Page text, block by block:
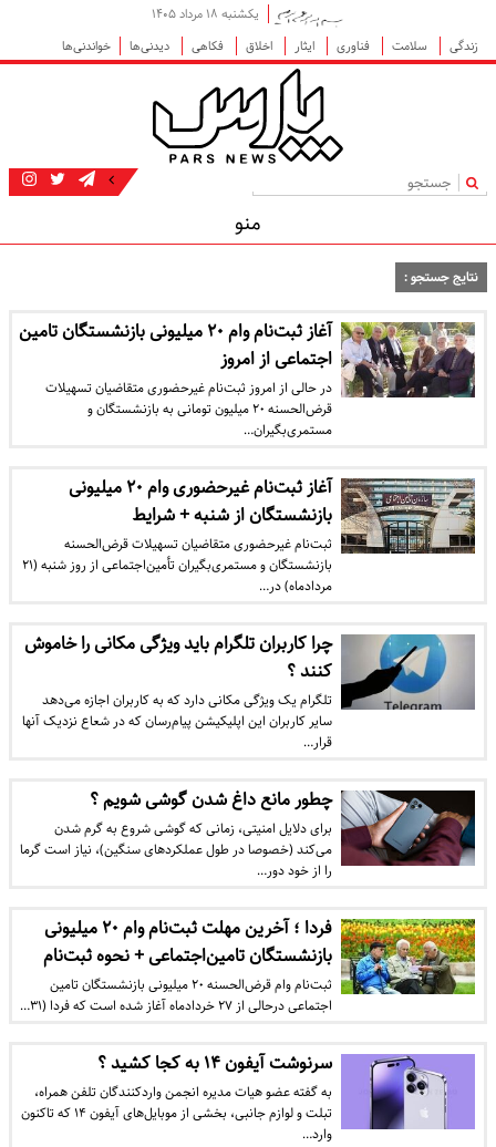
یکشنبه ۱۸ مرداد ۱۴۰۵
زندگی
سلامت فناوری ایثار اخلاق فکاهی دیدنی‌ها خواندنی‌ها
|
منو
نتایج جستجو :
آغاز ثبت‌نام وام ۲۰ میلیونی بازنشستگان تامین
اجتماعی از امروز
در حالی از امروز ثبت‌نام غیرحضوری متقاضیان تسهیلات
قرض‌الحسنه ۲۰ میلیون تومانی به بازنشستگان و
مستمری‌بگیران…
آغاز ثبت‌نام غیرحضوری وام ۲۰ میلیونی
بازنشستگان از شنبه + شرایط
ثبت‌نام غیرحضوری متقاضیان تسهیلات قرض‌الحسنه
بازنشستگان و مستمری‌بگیران تأمین‌اجتماعی از روز شنبه (۲۱
مردادماه) در…
چرا کاربران تلگرام باید ویژگی مکانی را خاموش
کنند ؟
تلگرام یک ویژگی مکانی دارد که به کاربران اجازه می‌دهد
سایر کاربران این اپلیکیشن پیام‌رسان که در شعاع نزدیک آنها
قرار…
چطور مانع داغ شدن گوشی شویم ؟
برای دلایل امنیتی، زمانی که گوشی شروع به گرم شدن
می‌کند (خصوصا در طول عملکرد‌های سنگین)، نیاز است گرما
را از خود دور…
فردا ؛ آخرین مهلت ثبت‌نام وام ۲۰ میلیونی
بازنشستگان تامین‌اجتماعی + نحوه ثبت‌نام
​ ثبت‌نام وام قرض‌الحسنه ۲۰ میلیونی بازنشستگان تامین
اجتماعی درحالی از ۲۷ خردادماه آغاز شده است که فردا (۳۱…
سرنوشت آیفون‌ ۱۴ به کجا کشید ؟
به گفته عضو هیات مدیره انجمن واردکنندگان تلفن همراه،
تبلت و لوازم جانبی، بخشی از موبایل‌های آیفون ۱۴ که تاکنون
وارد…